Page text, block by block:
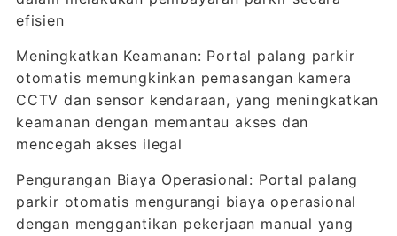
efisien
Meningkatkan Keamanan: Portal palang parkir
otomatis memungkinkan pemasangan kamera
CCTV dan sensor kendaraan, yang meningkatkan
keamanan dengan memantau akses dan
mencegah akses ilegal
Pengurangan Biaya Operasional: Portal palang
parkir otomatis mengurangi biaya operasional
dengan menggantikan pekerjaan manual yang